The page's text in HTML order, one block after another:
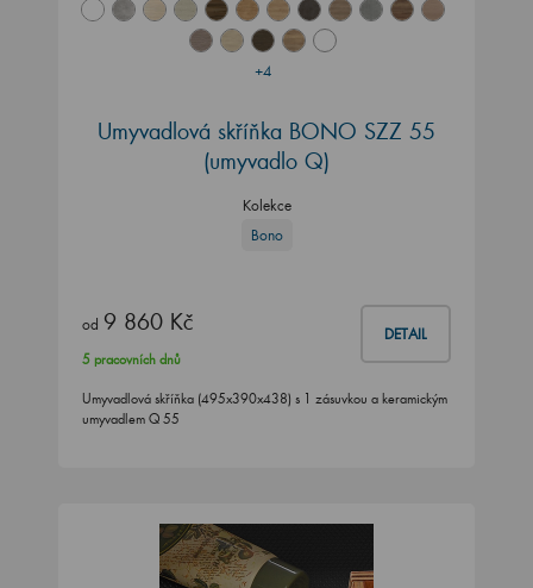
+4
Umyvadlová skříňka BONO SZZ 55
(umyvadlo Q)
Kolekce
Bono
od 9 860 Kč DETAIL
5 pracovních dnů
Umyvadlová skříňka (495x390x438) s 1 zásuvkou a keramickým
umyvadlem Q 55